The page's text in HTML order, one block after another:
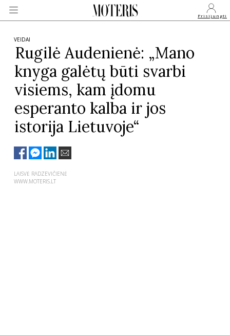
Prisijungti
VEIDAI
MONARCHIJA
MADA
GROŽIS
VEIDAI
Rugilė Audenienė: „Mano
knyga galėtų būti svarbi
visiems, kam įdomu
esperanto kalba ir jos
istorija Lietuvoje“
LAISVĖ RADZEVIČIENĖ
WWW.MOTERIS.LT